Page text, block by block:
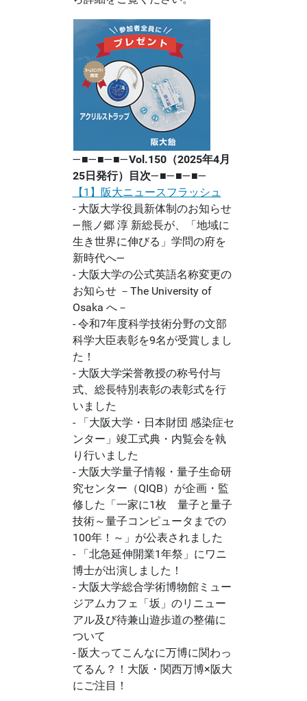
―■―■―■―Vol.150（2025年4月
25日発行）目次―■―■―■―
【1】阪大ニュースフラッシュ
- 大阪大学役員新体制のお知らせ
―熊ノ郷 淳 新総長が、「地域に
生き世界に伸びる」学問の府を
新時代へ―
- 大阪大学の公式英語名称変更の
お知らせ －The University of
Osaka へ－
- 令和7年度科学技術分野の文部
科学大臣表彰を9名が受賞しまし
た！
- 大阪大学栄誉教授の称号付与
式、総長特別表彰の表彰式を行
いました
- 「大阪大学・日本財団 感染症セ
ンター」竣工式典・内覧会を執
り行いました
- 大阪大学量子情報・量子生命研
究センター（QIQB）が企画・監
修した「一家に1枚 量子と量子
技術～量子コンピュータまでの
100年！～」が公表されました
- 「北急延伸開業1年祭」にワニ
博士が出演しました！
- 大阪大学総合学術博物館ミュー
ジアムカフェ「坂」のリニュー
アル及び待兼山遊歩道の整備に
ついて
- 阪大ってこんなに万博に関わっ
てるん？！大阪・関西万博×阪大
にご注目！